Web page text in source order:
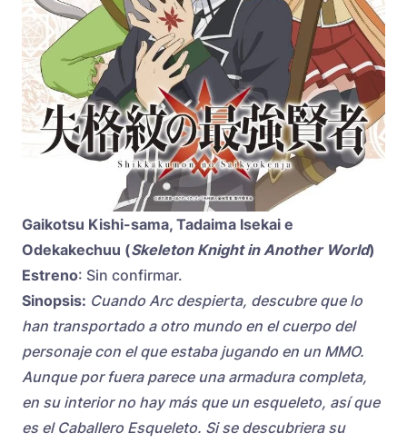
Gaikotsu Kishi-sama, Tadaima Isekai e
Odekakechuu (Skeleton Knight in Another World)
Estreno: Sin confirmar.
Sinopsis: Cuando Arc despierta, descubre que lo
han transportado a otro mundo en el cuerpo del
personaje con el que estaba jugando en un MMO.
Aunque por fuera parece una armadura completa,
en su interior no hay más que un esqueleto, así que
es el Caballero Esqueleto. Si se descubriera su